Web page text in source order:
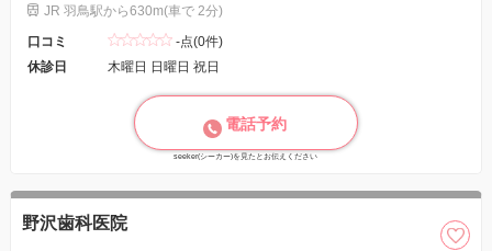
JR 羽鳥駅から630m(車で 2分)
口コミ
-点(0件)
休診日
木曜日 日曜日 祝日
電話予約
seeker(シーカー)を見たとお伝えください
野沢歯科医院